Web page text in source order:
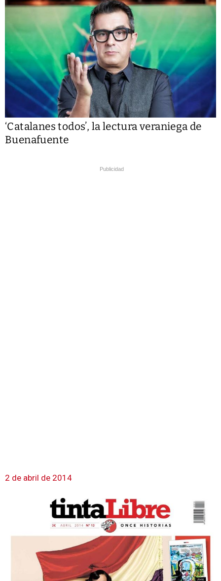
‘Catalanes todos’, la lectura veraniega de
Buenafuente
Publicidad
2 de abril de 2014